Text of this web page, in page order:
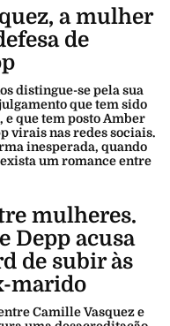
a mulher
de
distingue-se pela sua
que tem sido
e que tem posto Amber
virais nas redes sociais.
inesperada, quando
um romance entre
mulheres.
Depp acusa
de subir às
marido
Camille Vasquez e